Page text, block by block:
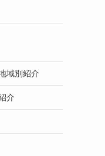
域別紹介
介